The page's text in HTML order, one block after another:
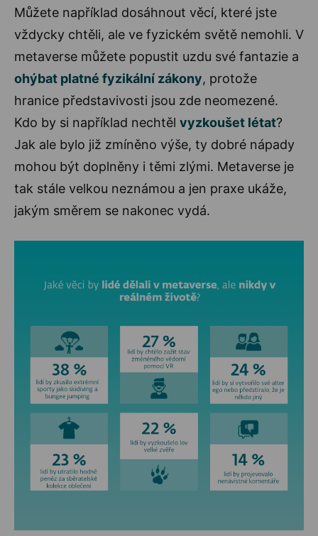
Můžete například dosáhnout věcí, které jste
vždycky chtěli, ale ve fyzickém světě nemohli. V
metaverse můžete popustit uzdu své fantazie a
ohýbat platné fyzikální zákony, protože
hranice představivosti jsou zde neomezené.
Kdo by si například nechtěl vyzkoušet létat?
Jak ale bylo již zmíněno výše, ty dobré nápady
mohou být doplněny i těmi zlými. Metaverse je
tak stále velkou neznámou a jen praxe ukáže,
jakým směrem se nakonec vydá.